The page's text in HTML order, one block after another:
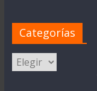
Categorías
Categorías